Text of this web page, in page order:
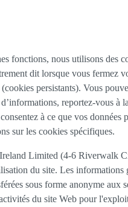
fonctions, nous utilisons
dit lorsque vous
persistants). Vous
reportez-vous
à ce que vos
sur les cookies spécifiques.
Limited (4-6 Riverwalk
du site. Les
sous forme anonyme
du site Web pour